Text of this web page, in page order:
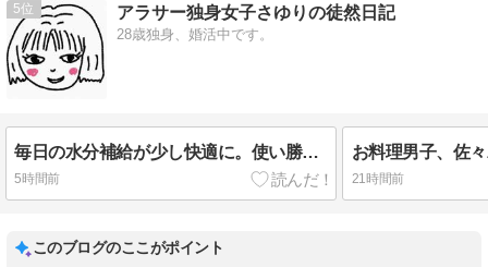
5 アラサー独身女子さゆりの徒然日記
28歳独身、婚活中です。
毎日の水分補給が少し快適に。使い勝手にこだわったマイボトル
5時間前
お料理男子、佐
21時間前
このブログのここがポイント